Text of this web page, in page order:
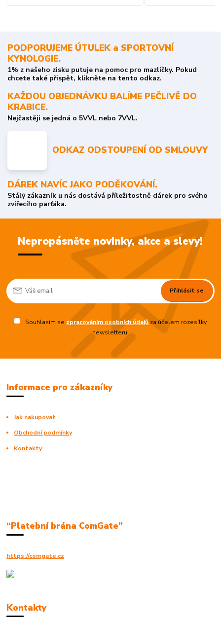
PODPORUJEME ÚTULEK a SPORTOVNÍ
KYNOLOGIE.
1% z našeho zisku putuje na pomoc pro mazlíčky. Pokud
chcete také přispět, klikněte na tento odkaz.
KAŽDOU OBJEDNÁVKU BALÍME PEČLIVĚ DO
KRABICE.
Nejčastěji se jedná o 5VVL nebo 7VVL.
ODKAZ ODSTOUPENÍ OD SMLOUVY
DÁREK NAVÍC JAKO PODĚKOVÁNÍ.
Stálý zákazník u nás dostává příležitostně dárek pro svého
zvířecího parťáka.
Nepropásněte novinky, akce a slevy!
Přihlásit se
Souhlasím se zpracováním osobních údajůza účelem rozesílky
newsletteru.
Informace pro zákazníky
Jak nakupovat
Obchodní podmínky
Kontakty
“Platební brána ComGate”
https://comgate.cz
Kontakty